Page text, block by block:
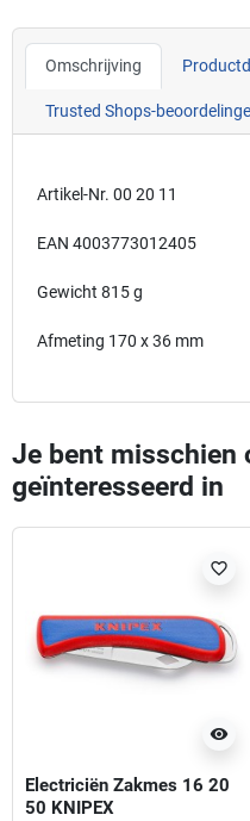
Omschrijving
Trusted Shops-
Artikel-Nr. 00 20 11
EAN 4003773012405
Gewicht 815 g
Afmeting 170 x 36 mm
Je bent misschien
geïnteresseerd in
visibility
favorite_border
Electriciën Zakmes 16 20
50 KNIPEX